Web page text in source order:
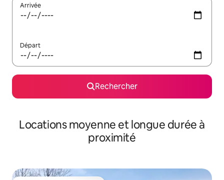
Arrivée
Départ
Rechercher
Locations moyenne et longue durée à
proximité